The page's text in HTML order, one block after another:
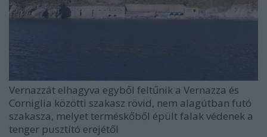
Vernazzát elhagyva egyből feltűnik a Vernazza és
Corniglia közötti szakasz rövid, nem alagútban futó
szakasza, melyet terméskőből épült falak védenek a
tenger pusztító erejétől